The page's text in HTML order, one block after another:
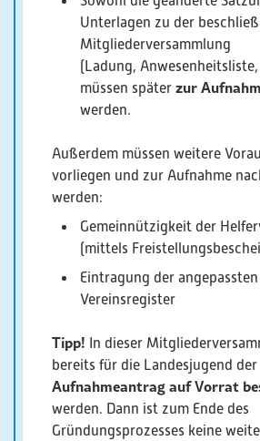
Unterlagen zu der
Mitgliederversammlung
(Ladung,
müssen späterzur
werden.
Außerdem müssen weitere
vorliegen und zur Aufnahme
werden:
Gemeinnützigkeit der
(mittels
Eintragung der
Vereinsregister
Tipp! In dieser
bereits für die Landesjugend der
Aufnahmeantrag auf Vorrat
werden. Dann ist zum Ende des
Gründungsprozesses keine